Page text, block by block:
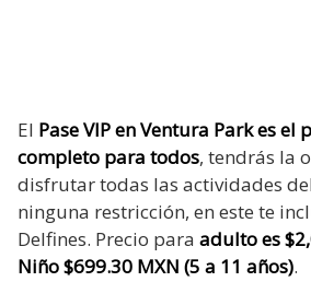
El Pase VIP en Ventura Park es el
completo para todos, tendrás la
disfrutar todas las actividades
ninguna restricción, en este te
Delfines. Precio para adulto es
Niño $699.30 MXN (5 a 11 años).